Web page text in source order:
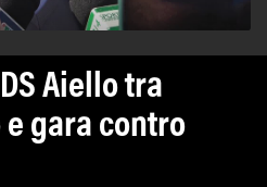
Aiello tra
gara contro